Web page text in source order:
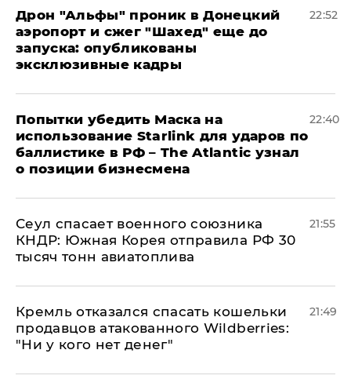
Дрон "Альфы" проник в Донецкий
аэропорт и сжег "Шахед" еще до
запуска: опубликованы
эксклюзивные кадры
22:52
Попытки убедить Маска на
использование Starlink для ударов по
баллистике в РФ – The Atlantic узнал
о позиции бизнесмена
22:40
​Сеул спасает военного союзника
КНДР: Южная Корея отправила РФ 30
тысяч тонн авиатоплива
21:55
Кремль отказался спасать кошельки
продавцов атакованного Wildberries:
"Ни у кого нет денег"
21:49